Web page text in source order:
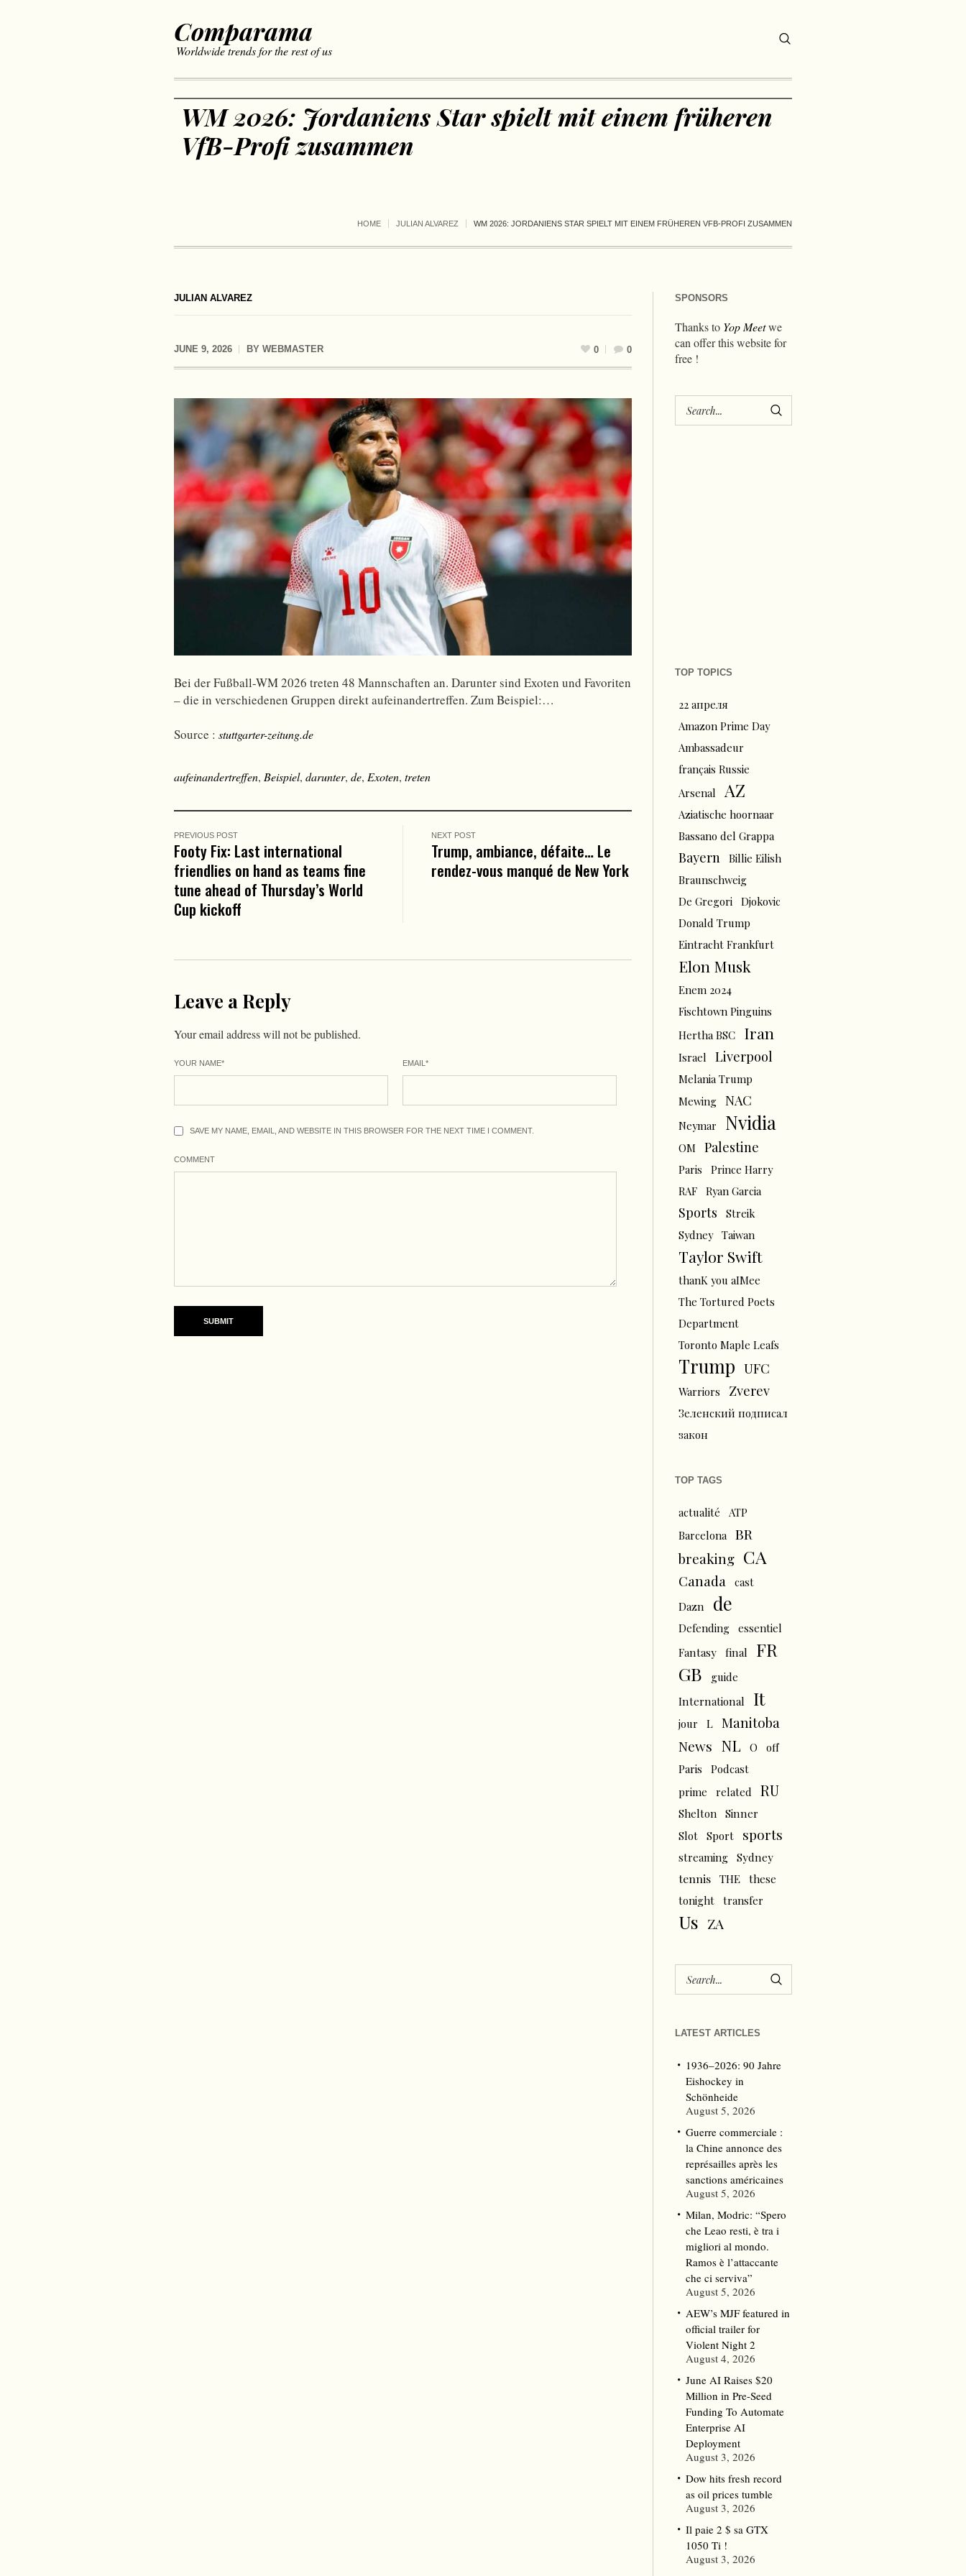
Comparama
Worldwide trends for the rest of us
WM 2026: Jordaniens Star spielt mit einem früheren
VfB-Profi zusammen
HOME JULIAN ALVAREZ WM 2026: JORDANIENS STAR SPIELT MIT EINEM FRÜHEREN VFB-PROFI ZUSAMMEN
JULIAN ALVAREZ
JUNE 9, 2026 BY WEBMASTER 0 0
Bei der Fußball-WM 2026 treten 48 Mannschaften an. Darunter sind Exoten und Favoriten
– die in verschiedenen Gruppen direkt aufeinandertreffen. Zum Beispiel:…
Source : stuttgarter-zeitung.de
aufeinandertreffen, Beispiel, darunter, de, Exoten, treten
PREVIOUS POST
Footy Fix: Last international
friendlies on hand as teams fine
tune ahead of Thursday’s World
Cup kickoff
NEXT POST
Trump, ambiance, défaite… Le
rendez-vous manqué de New York
Leave a Reply
Your email address will not be published.
YOUR NAME* EMAIL*
SAVE MY NAME, EMAIL, AND WEBSITE IN THIS BROWSER FOR THE NEXT TIME I COMMENT.
COMMENT
SPONSORS
Thanks to Yop Meetwe
can offer this website for
free !
TOP TOPICS
22 апреля
Amazon Prime Day
Ambassadeur
français Russie
Arsenal
AZ
Aziatische hoornaar
Bassano del Grappa
Bayern
Billie Eilish
Braunschweig
De Gregori
Djokovic
Donald Trump
Eintracht Frankfurt
Elon Musk
Enem 2024
Fischtown Pinguins
Hertha BSC
Iran
Israel Liverpool
Melania Trump
Mewing
NAC
Neymar Nvidia
OM Palestine
Paris
Prince Harry
RAF
Ryan Garcia
Sports
Streik
Sydney
Taiwan
Taylor Swift
thanK you aIMee
The Tortured Poets
Department
Toronto Maple Leafs
Trump UFC
Warriors Zverev
Зеленский подписал
закон
TOP TAGS
actualité
ATP
Barcelona
BR
breaking CA
Canada
cast
Dazn
de
Defending
essentiel
Fantasy
final
FR
GB
guide
International
It
jour L Manitoba
News NL O
off
Paris
Podcast
prime
related RU
Shelton
Sinner
Slot
Sport sports
streaming Sydney
tennis THE
these
tonight
transfer
Us ZA
LATEST ARTICLES
1936–2026: 90 Jahre
Eishockey in
Schönheide
August 5, 2026
Guerre commerciale :
la Chine annonce des
représailles après les
sanctions américaines
August 5, 2026
Milan, Modric: “Spero
che Leao resti, è tra i
migliori al mondo.
Ramos è l’attaccante
che ci serviva”
August 5, 2026
AEW’s MJF featured in
official trailer for
Violent Night 2
August 4, 2026
June AI Raises $20
Million in Pre-Seed
Funding To Automate
Enterprise AI
Deployment
August 3, 2026
Dow hits fresh record
as oil prices tumble
August 3, 2026
Il paie 2 $ sa GTX
1050 Ti !
August 3, 2026